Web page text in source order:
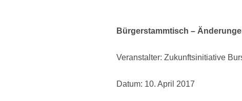
Bürgerstammtisch –
Veranstalter: Zukunftsinitiative
Datum: 10. April 2017